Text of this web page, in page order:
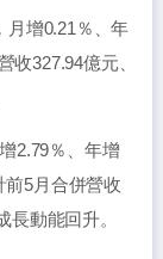
月增0.21％、年
收327.94億元、
2.79％、年增
5月合併營收
動能回升。